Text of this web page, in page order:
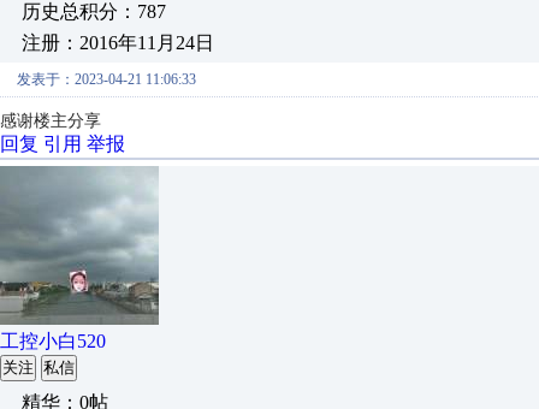
历史总积分：787
注册：2016年11月24日
发表于：2023-04-21 11:06:33
感谢楼主分享
回复 引用 举报
工控小白520
关注 私信
精华：0帖